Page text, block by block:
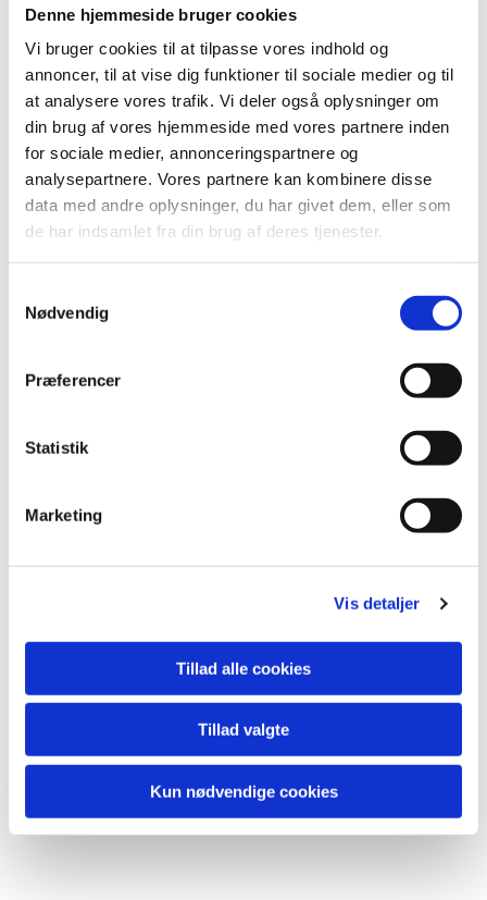
Denne hjemmeside bruger cookies
Vi bruger cookies til at tilpasse vores indhold og
annoncer, til at vise dig funktioner til sociale medier og til
at analysere vores trafik. Vi deler også oplysninger om
din brug af vores hjemmeside med vores partnere inden
for sociale medier, annonceringspartnere og
analysepartnere. Vores partnere kan kombinere disse
data med andre oplysninger, du har givet dem, eller som
de har indsamlet fra din brug af deres tjenester.
Nødvendig
Præferencer
Statistik
Marketing
Vis detaljer
Tillad alle cookies
Tillad valgte
Kun nødvendige cookies
Du vil måske også kunne lide...